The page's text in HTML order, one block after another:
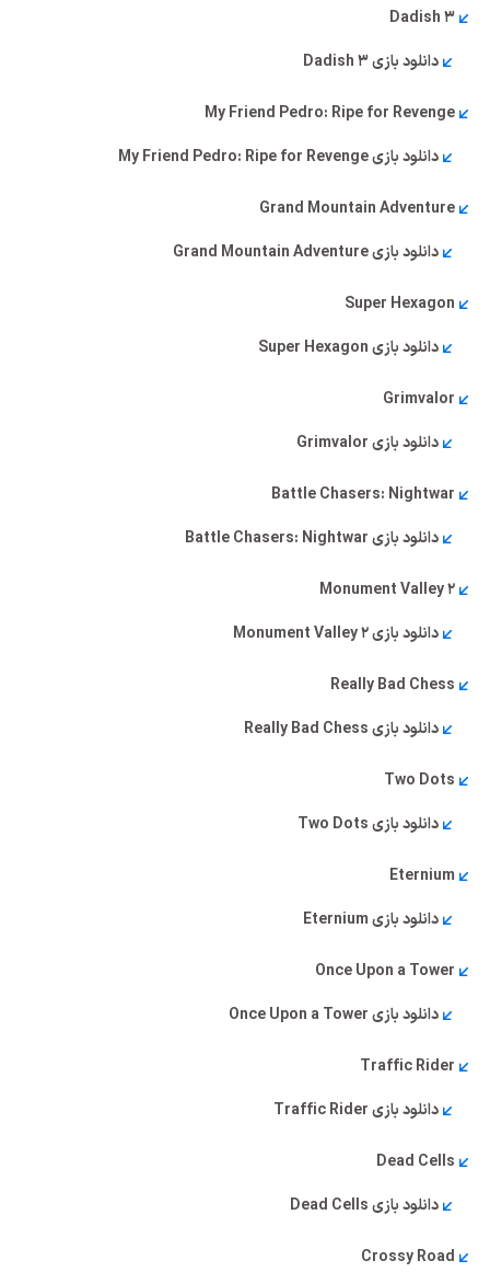
Dadish 3
دانلود بازی Dadish 3
My Friend Pedro: Ripe for Revenge
دانلود بازی My Friend Pedro: Ripe for Revenge
Grand Mountain Adventure
دانلود بازی Grand Mountain Adventure
Super Hexagon
دانلود بازی Super Hexagon
Grimvalor
دانلود بازی Grimvalor
Battle Chasers: Nightwar
دانلود بازی Battle Chasers: Nightwar
Monument Valley 2
دانلود بازی Monument Valley 2
Really Bad Chess
دانلود بازی Really Bad Chess
Two Dots
دانلود بازی Two Dots
Eternium
دانلود بازی Eternium
Once Upon a Tower
دانلود بازی Once Upon a Tower
Traffic Rider
دانلود بازی Traffic Rider
Dead Cells
دانلود بازی Dead Cells
Crossy Road